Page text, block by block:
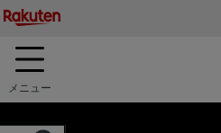
メニュー